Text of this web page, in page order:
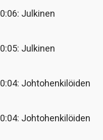
Julkinen
Julkinen
Johtohenkilöiden
Johtohenkilöiden